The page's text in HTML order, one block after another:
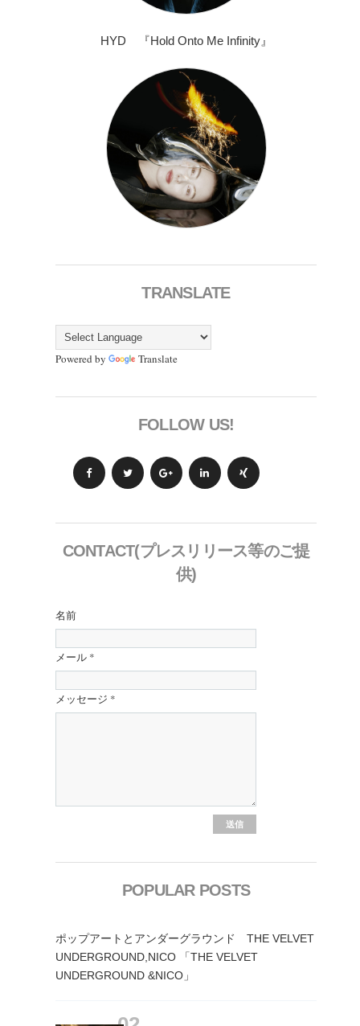
HYD 『Hold Onto Me Infinity』
TRANSLATE
Powered by Translate
FOLLOW US!
CONTACT(プレスリリース等のご提
供)
名前
メール *
メッセージ *
POPULAR POSTS
ポップアートとアンダーグラウンド THE VELVET
UNDERGROUND,NICO 「THE VELVET
UNDERGROUND &NICO」